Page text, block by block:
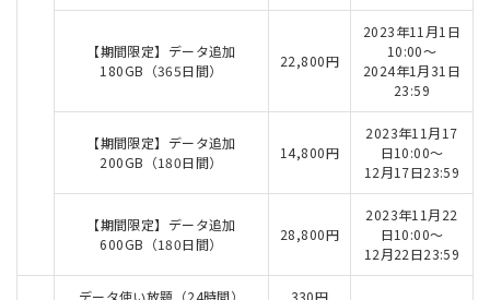
【期間限定】データ追加
180GB（365日間）
22,800円
2023年11月1日
10:00～
2024年1月31日
23:59
【期間限定】データ追加
200GB（180日間）
14,800円
2023年11月17
日10:00～
12月17日23:59
【期間限定】データ追加
600GB（180日間）
28,800円
2023年11月22
日10:00～
12月22日23:59